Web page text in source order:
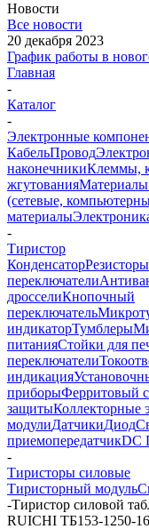
Новости
Все новости
20 декабря 2023
График работы в
Главная
-
Каталог
-
Электронные
КабельПровод
наконечникиКлеммы,
жгутования
(сетевые,
материалы
-
Тиристор
КонденсаторРезисторы
переключатели
дросселиКнопочный
переключатель
индикаторТумблеры
питанияСтойки для
переключатели
индикация
приборыФерритовый
защитыКоллекторные
модулиДатчикиДиод
приемопередатчикDC
-
Тиристоры силовые
Тиристорный модуль
-Тиристор силовой
RUICHI ТБ153-1250-